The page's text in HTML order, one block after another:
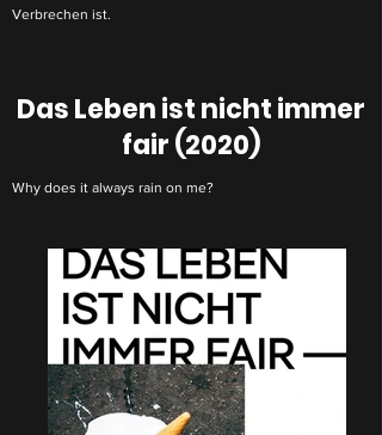
Verbrechen ist.
Das Leben ist nicht immer
fair (2020)
Why does it always rain on me?